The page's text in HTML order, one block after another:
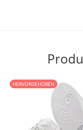
HERVORGEHOBEN